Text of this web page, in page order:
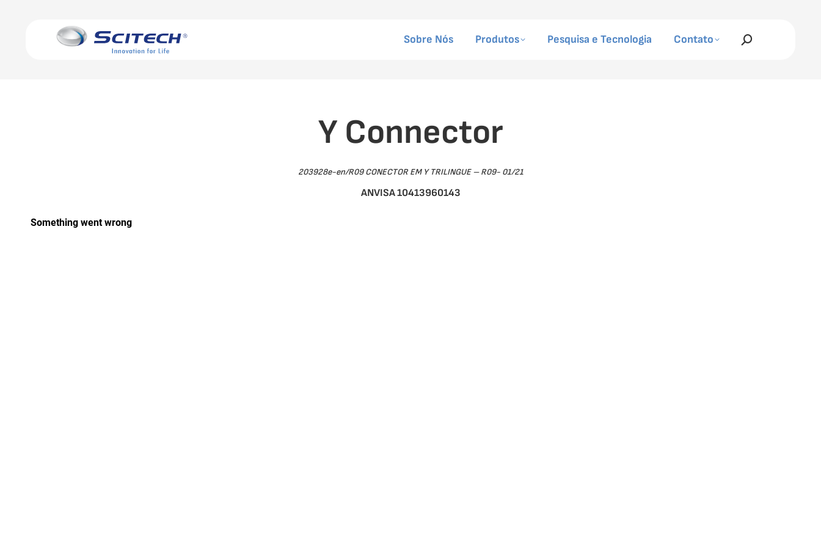
Sobre Nós Produtos Pesquisa e Tecnologia Contato Search:
Y Connector
203928e-en/R09 CONECTOR EM Y TRILINGUE – R09- 01/21
ANVISA 10413960143